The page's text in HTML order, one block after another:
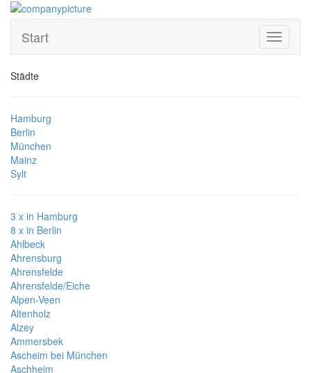
Toggle
Start
Städte
Hamburg
Berlin
München
Mainz
Sylt
3 x in Hamburg
8 x in Berlin
Ahlbeck
Ahrensburg
Ahrensfelde
Ahrensfelde/Eiche
Alpen-Veen
Altenholz
Alzey
Ammersbek
Ascheim bei München
Aschheim